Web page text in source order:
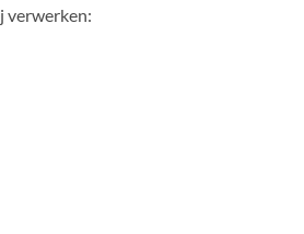
verwerken: